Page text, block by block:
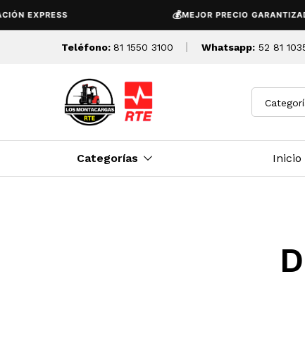
EXPRESS MEJOR PRECIO GARANTIZADO
Teléfono: 81 1550 3100 Whatsapp: 52 81
Categorías Inicio